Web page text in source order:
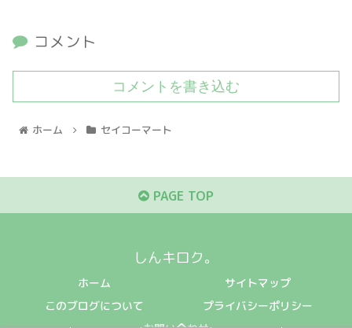
コメント
コメントを書き込む
ホーム セイコーマート
PAGE TOP
しんキロク。
ホーム
サイトマップ
このブログについて
プライバシーポリシー